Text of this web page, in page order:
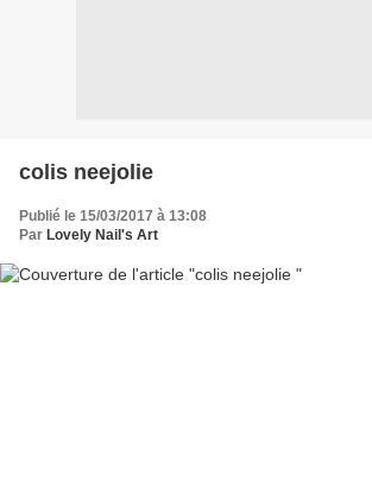
colis neejolie
Publié le 15/03/2017 à 13:08
Par Lovely Nail's Art